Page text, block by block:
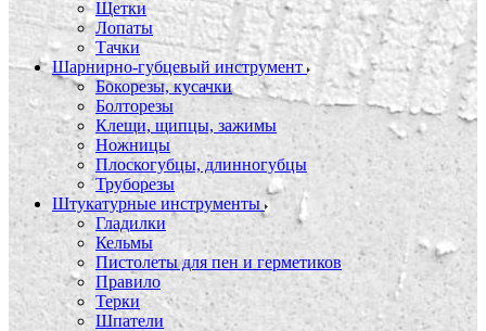
Щетки
Лопаты
Тачки
Шарнирно-губцевый инструмент
Бокорезы, кусачки
Болторезы
Клещи, щипцы, зажимы
Ножницы
Плоскогубцы, длинногубцы
Труборезы
Штукатурные инструменты
Гладилки
Кельмы
Пистолеты для пен и герметиков
Правило
Терки
Шпатели